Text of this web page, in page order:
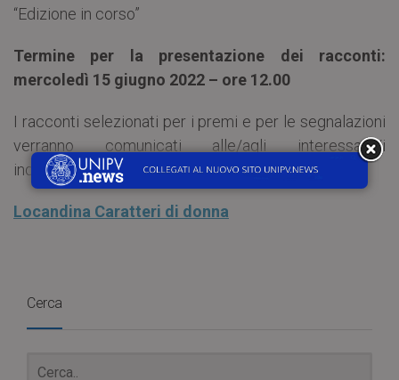
“Edizione in corso”
Termine per la presentazione dei racconti:
mercoledì 15 giugno 2022 – ore 12.00
I racconti selezionati per i premi e per le segnalazioni
verranno comunicati alle/agli interessate/i
indicativamente nel mese di luglio 2022.
Locandina Caratteri di donna
Cerca